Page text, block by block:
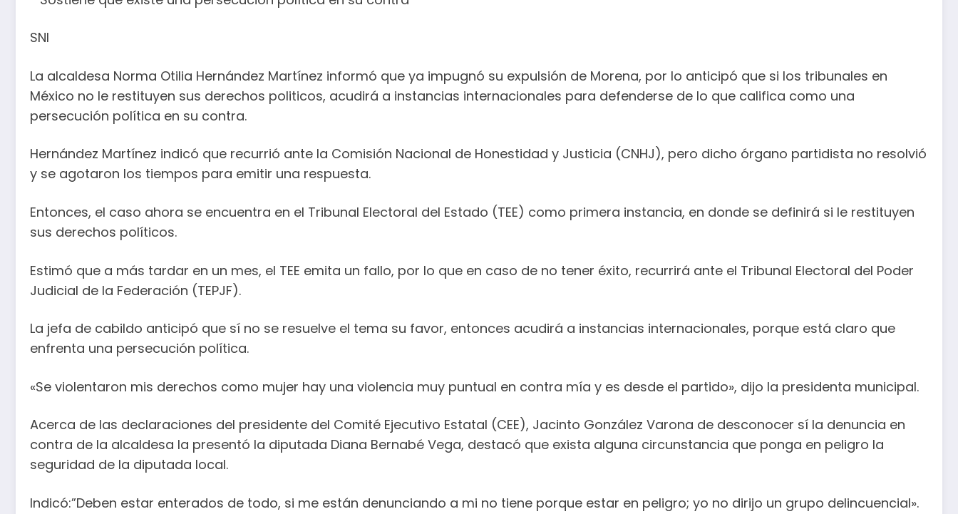
SNI
La alcaldesa Norma Otilia Hernández Martínez informó que ya impugnó su expulsión de Morena, por lo anticipó que si los tribunales en
México no le restituyen sus derechos politicos, acudirá a instancias internacionales para defenderse de lo que califica como una
persecución política en su contra.
Hernández Martínez indicó que recurrió ante la Comisión Nacional de Honestidad y Justicia (CNHJ), pero dicho órgano partidista no resolvió
y se agotaron los tiempos para emitir una respuesta.
Entonces, el caso ahora se encuentra en el Tribunal Electoral del Estado (TEE) como primera instancia, en donde se definirá si le restituyen
sus derechos políticos.
Estimó que a más tardar en un mes, el TEE emita un fallo, por lo que en caso de no tener éxito, recurrirá ante el Tribunal Electoral del Poder
Judicial de la Federación (TEPJF).
La jefa de cabildo anticipó que sí no se resuelve el tema su favor, entonces acudirá a instancias internacionales, porque está claro que
enfrenta una persecución política.
«Se violentaron mis derechos como mujer hay una violencia muy puntual en contra mía y es desde el partido», dijo la presidenta municipal.
Acerca de las declaraciones del presidente del Comité Ejecutivo Estatal (CEE), Jacinto González Varona de desconocer sí la denuncia en
contra de la alcaldesa la presentó la diputada Diana Bernabé Vega, destacó que exista alguna circunstancia que ponga en peligro la
seguridad de la diputada local.
Indicó:”Deben estar enterados de todo, si me están denunciando a mi no tiene porque estar en peligro; yo no dirijo un grupo delincuencial».